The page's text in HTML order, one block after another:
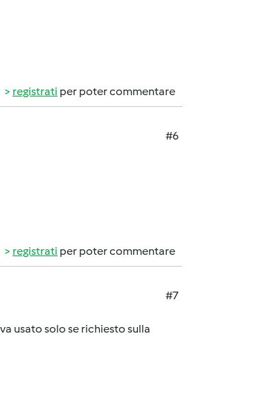
registrati per poter commentare
#6
registrati per poter commentare
#7
usato solo se richiesto sulla